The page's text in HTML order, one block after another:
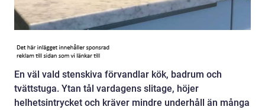
En väl vald stenskiva förvandlar kök, badrum och
tvättstuga. Ytan tål vardagens slitage, höjer
helhetsintrycket och kräver mindre underhåll än många